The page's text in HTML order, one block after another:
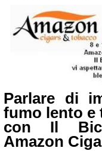
Parlare di
fumo lento e
con Il
Amazon